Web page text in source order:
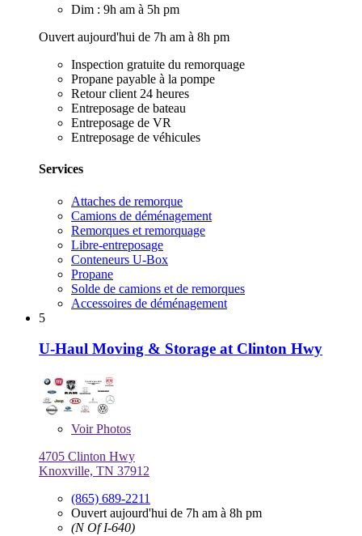
Dim : 9h am à 5h pm
Ouvert aujourd'hui de 7h am à 8h pm
Inspection gratuite du remorquage
Propane payable à la pompe
Retour client 24 heures
Entreposage de bateau
Entreposage de VR
Entreposage de véhicules
Services
Attaches de remorque
Camions de déménagement
Remorques et remorquage
Libre-entreposage
Conteneurs U-Box
Propane
Solde de camions et de remorques
Accessoires de déménagement
5
U-Haul Moving & Storage at Clinton Hwy
VoirPhotos
4705 Clinton Hwy
Knoxville, TN 37912
(865) 689-2211
Ouvert aujourd'hui de 7h am à 8h pm
(N Of I-640)